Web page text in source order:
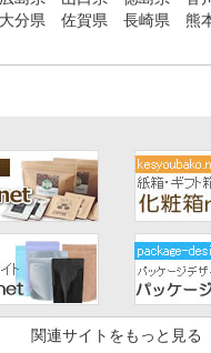
大分県 佐賀県 長崎県 熊
関連サイトをもっと見る